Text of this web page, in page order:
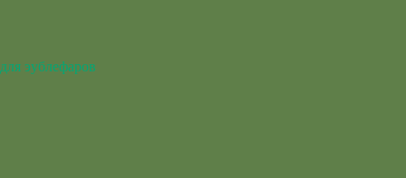
для эублефаров